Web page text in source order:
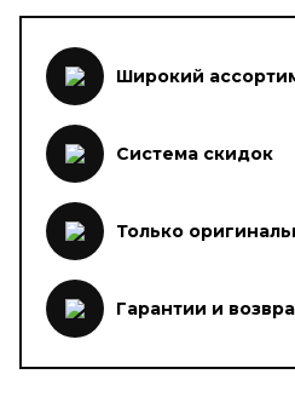
Широкий
Система скидок
Только
Гарантии и